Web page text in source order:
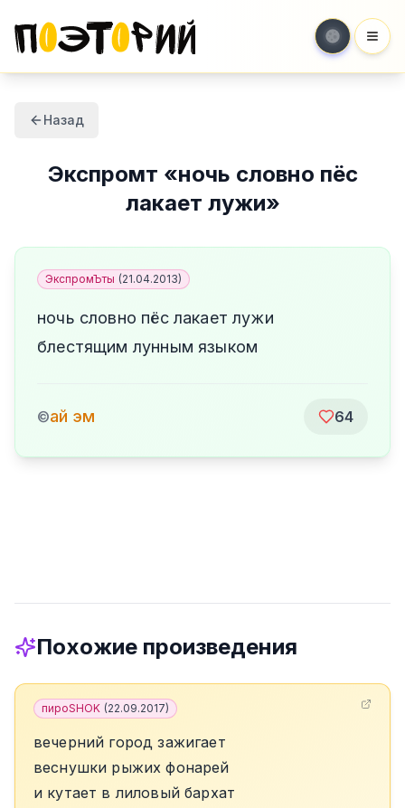
Назад
Экспромт «ночь словно пёс
лакает лужи»
ЭкспромЪты (21.04.2013)
ночь словно пёс лакает лужи
блестящим лунным языком
©ай эм 64
Похожие произведения
пироSHOK (22.09.2017)
вечерний город зажигает
веснушки рыжих фонарей
и кутает в лиловый бархат